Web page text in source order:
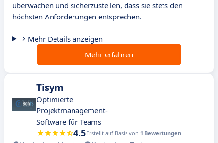
überwachen und sicherzustellen, dass sie stets den
höchsten Anforderungen entsprechen.
Mehr Details anzeigen
Mehr erfahren
Tisym
Optimierte
Projektmanagement-
Software für Teams
4.5Erstellt auf Basis von 1 Bewertungen